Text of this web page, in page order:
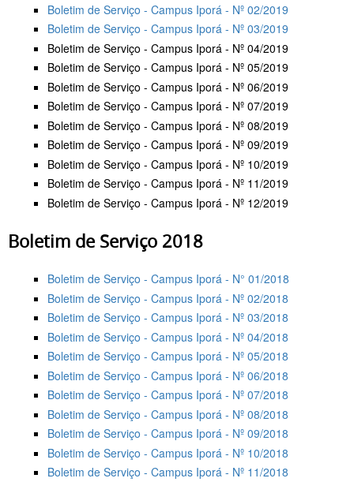
Boletim de Serviço - Campus Iporá - Nº 02/2019
Boletim de Serviço - Campus Iporá - Nº 03/2019
Boletim de Serviço - Campus Iporá - Nº 04/2019
Boletim de Serviço - Campus Iporá - Nº 05/2019
Boletim de Serviço - Campus Iporá - Nº 06/2019
Boletim de Serviço - Campus Iporá - Nº 07/2019
Boletim de Serviço - Campus Iporá - Nº 08/2019
Boletim de Serviço - Campus Iporá - Nº 09/2019
Boletim de Serviço - Campus Iporá - Nº 10/2019
Boletim de Serviço - Campus Iporá - Nº 11/2019
Boletim de Serviço - Campus Iporá - Nº 12/2019
Boletim de Serviço 2018
Boletim de Serviço - Campus Iporá - N° 01/2018
Boletim de Serviço - Campus Iporá - Nº 02/2018
Boletim de Serviço - Campus Iporá - Nº 03/2018
Boletim de Serviço - Campus Iporá - Nº 04/2018
Boletim de Serviço - Campus Iporá - Nº 05/2018
Boletim de Serviço - Campus Iporá - Nº 06/2018
Boletim de Serviço - Campus Iporá - Nº 07/2018
Boletim de Serviço - Campus Iporá - Nº 08/2018
Boletim de Serviço - Campus Iporá - Nº 09/2018
Boletim de Serviço - Campus Iporá - Nº 10/2018
Boletim de Serviço - Campus Iporá - Nº 11/2018